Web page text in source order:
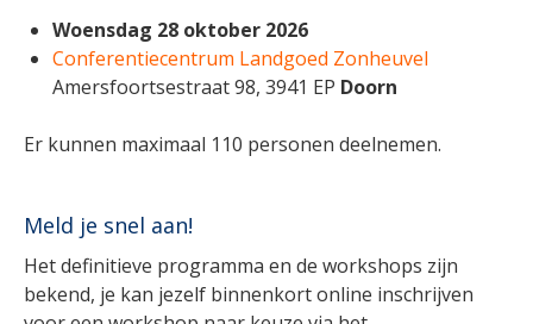
Woensdag 28 oktober 2026
Conferentiecentrum Landgoed Zonheuvel
Amersfoortsestraat 98, 3941 EP Doorn
Er kunnen maximaal 110 personen deelnemen.
Meld je snel aan!
Het definitieve programma en de workshops zijn
bekend, je kan jezelf binnenkort online inschrijven